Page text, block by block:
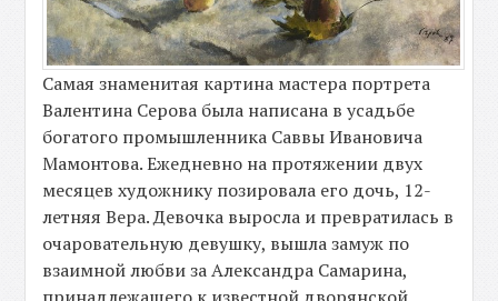
Самая знаменитая картина мастера портрета
Валентина Серова была написана в усадьбе
богатого промышленника Саввы Ивановича
Мамонтова. Ежедневно на протяжении двух
месяцев художнику позировала его дочь, 12-
летняя Вера. Девочка выросла и превратилась в
очаровательную девушку, вышла замуж по
взаимной любви за Александра Самарина,